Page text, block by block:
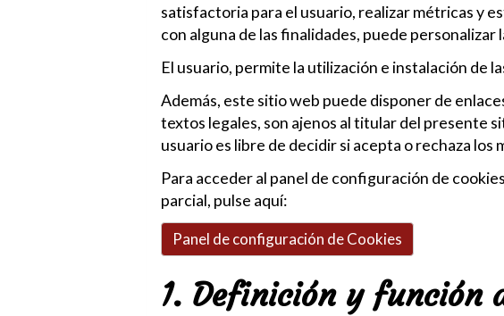
satisfactoria para el usuario, realizar métricas y
con alguna de las finalidades, puede
El usuario, permite la utilización e instalación de
Además, este sitio web puede disponer de
textos legales, son ajenos al titular del presente
usuario es libre de decidir si acepta o rechaza los
Para acceder al panel de configuración de
parcial, pulse aquí:
Panel de configuración de Cookies
1. Definición y función